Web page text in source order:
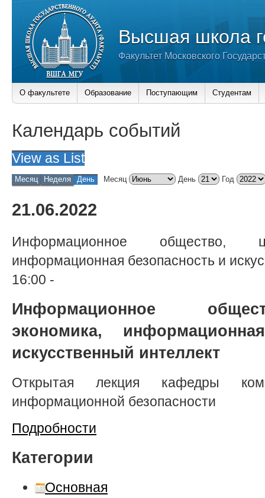
Высшая школа
Факультет Московского
О факультете Образование Поступающим Студентам
Календарь событий
View as List
Месяц Неделя День Месяц День Год
21.06.2022
Информационное общество,
информационная безопасность и
16:00 -
Информационное
экономика,
искусственный интеллект
Открытая лекция кафедры
информационной безопасности
Подробности
Категории
Основная